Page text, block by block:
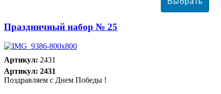
Праздничный набор № 25
Артикул: 2431
Артикул: 2431
Поздравляем с Днем Победы !